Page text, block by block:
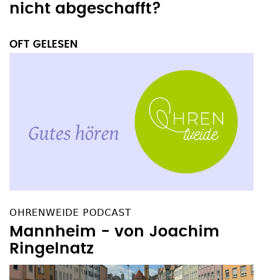
nicht abgeschafft?
OFT GELESEN
OHRENWEIDE PODCAST
Mannheim - von Joachim
Ringelnatz